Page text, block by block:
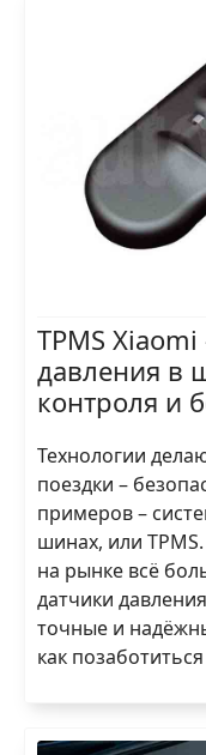
TPMS
давления в
контроля и
Технологии
поездки –
примеров –
шинах, или
на рынке всё
датчики
точные и
как